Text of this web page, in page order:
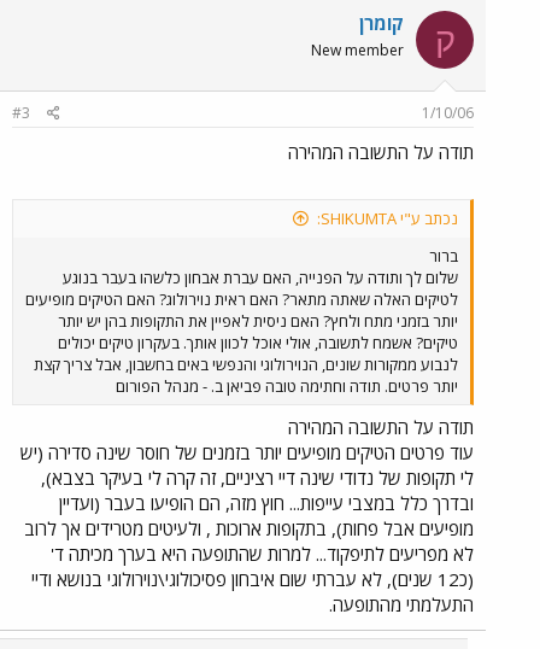
ק קומרן
New member
1/10/06
#3
תודה על התשובה המהירה
נכתב ע"י SHIKUMTA:
ברור
שלום לך ותודה על הפנייה, האם עברת אבחון כלשהו בעבר בנוגע
לטיקים האלה שאתה מתאר? האם ראית נוירולוג? האם הטיקים מופיעים
יותר בזמני מתח ולחץ? האם ניסית לאפיין את התקופות בהן יש יותר
טיקים? אשמח לתשובה, אולי אוכל לכוון אותך. בעקרון טיקים יכולים
לנבוע ממקורות שונים, הנוירולוגי והנפשי באים בחשבון, אבל צריך קצת
יותר פרטים. תודה וחתימה טובה פביאן ב. - מנהל הפורום
תודה על התשובה המהירה
עוד פרטים הטיקים מופיעים יותר בזמנים של חוסר שינה סדירה (יש
לי תקופות של נדודי שינה דיי רציניים, זה קרה לי בעיקר בצבא),
ובדרך כלל במצבי עייפות... חוץ מזה, הם הופיעו בעבר (ועדיין
מופיעים אבל פחות), בתקופות ארוכות , ולעיטים מטרידים אך לרוב
לא מפריעים לתיפקוד... למרות שהתופעה היא בערך מכיתה ד'
(כ12 שנים), לא עברתי שום איבחון פסיכולוגי\נוירולוגי בנושא ודיי
התעלמתי מהתופעה.